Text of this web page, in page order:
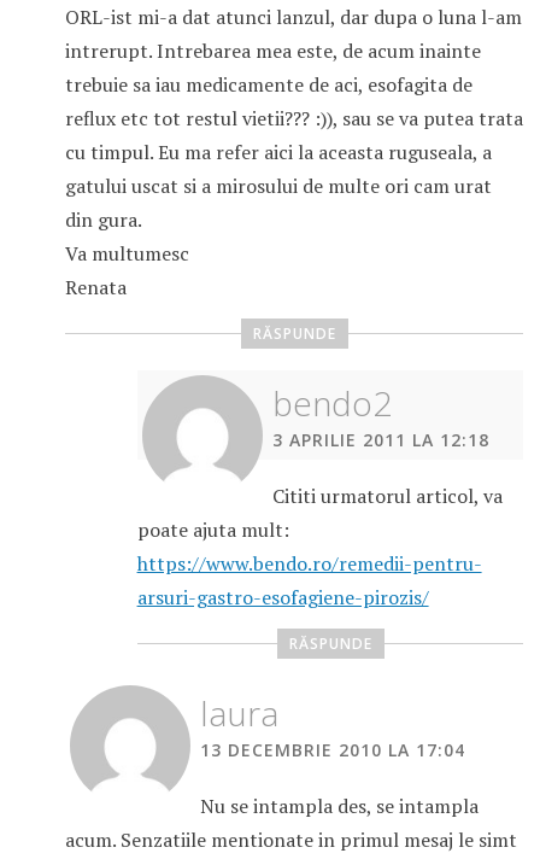
ORL-ist mi-a dat atunci lanzul, dar dupa o luna l-am
intrerupt. Intrebarea mea este, de acum inainte
trebuie sa iau medicamente de aci, esofagita de
reflux etc tot restul vietii??? :)), sau se va putea trata
cu timpul. Eu ma refer aici la aceasta ruguseala, a
gatului uscat si a mirosului de multe ori cam urat
din gura.
Va multumesc
Renata
RĂSPUNDE
bendo2
3 APRILIE 2011 LA 12:18
Cititi urmatorul articol, va
poate ajuta mult:
https://www.bendo.ro/remedii-pentru-
arsuri-gastro-esofagiene-pirozis/
RĂSPUNDE
laura
13 DECEMBRIE 2010 LA 17:04
Nu se intampla des, se intampla
acum. Senzatiile mentionate in primul mesaj le simt